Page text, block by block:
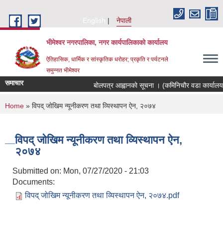
English
नेपाली
भीमेश्वर नगरपालिका, नगर कार्यपालिकाको कार्यालय
ऐतिहासिक, धार्मिक र सांस्कृतिक धरोहर; प्रकृति र पर्यटनले
समुन्नत भीमेश्वर
समाचार बोलपत्र आह्वानको सूचना । (कमिनिचौर वडा
You are here
Home » विपद् जोखिम न्यूनीकरण तथा व्यिस्थापन ऐन, २०७४
विपद् जोखिम न्यूनीकरण तथा व्यिस्थापन ऐन,
२०७४
Submitted on: Mon, 07/27/2020 - 21:03
Documents:
विपद् जोखिम न्यूनीकरण तथा व्यिस्थापन ऐन, २०७४.pdf